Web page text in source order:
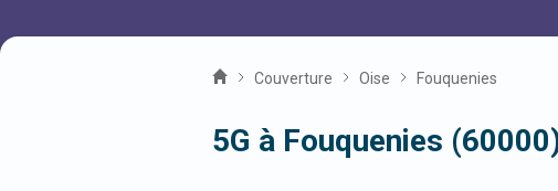
Couverture Oise Fouquenies
5G à Fouquenies